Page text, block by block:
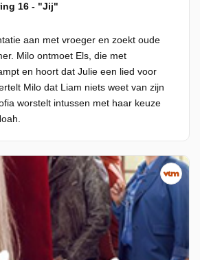
16 - "Jij"
aan met vroeger en zoekt oude
Milo ontmoet Els, die met
en hoort dat Julie een lied voor
Milo dat Liam niets weet van zijn
worstelt intussen met haar keuze